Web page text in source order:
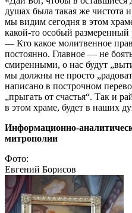
душах была такая же чистота
мы видим сегодня в этом
какой-то особый
— Кто какое молитвенное
постоянно. Главное — не
смиренными, о нас будут
мы должны не просто
написано в построчном
„прыгать от счастья“. Так и
в этом храме, будет в наших
Информационно-
митрополии
Фото:
Евгений Борисов